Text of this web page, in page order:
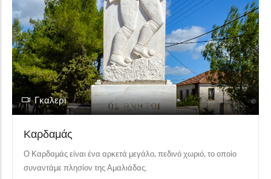
Γκαλερί
Καρδαμάς
Ο Καρδαμάς είναι ένα αρκετά μεγάλο, πεδινό χωριό, το οποίο
συναντάμε πλησίον της Αμαλιάδας.